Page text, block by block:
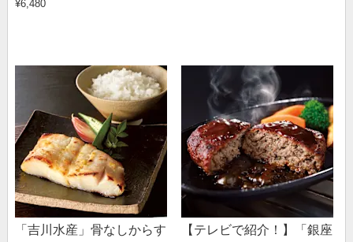
¥6,480
「吉川水産」骨なしからす
【テレビで紹介！】「銀座